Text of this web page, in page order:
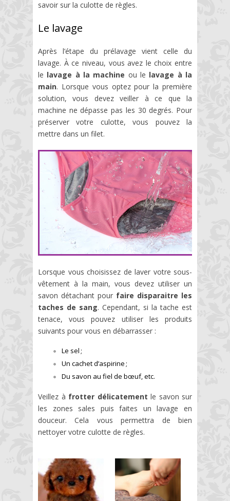
savoir sur la culotte de règles.
Le lavage
Après l’étape du prélavage vient celle du
lavage. À ce niveau, vous avez le choix entre
le lavage à la machine ou le lavage à la
main. Lorsque vous optez pour la première
solution, vous devez veiller à ce que la
machine ne dépasse pas les 30 degrés. Pour
préserver votre culotte, vous pouvez la
mettre dans un filet.
Lorsque vous choisissez de laver votre sous-
vêtement à la main, vous devez utiliser un
savon détachant pour faire disparaitre les
taches de sang. Cependant, si la tache est
tenace, vous pouvez utiliser les produits
suivants pour vous en débarrasser :
Le sel ;
Un cachet d’aspirine ;
Du savon au fiel de bœuf, etc.
Veillez à frotter délicatement le savon sur
les zones sales puis faites un lavage en
douceur. Cela vous permettra de bien
nettoyer votre culotte de règles.